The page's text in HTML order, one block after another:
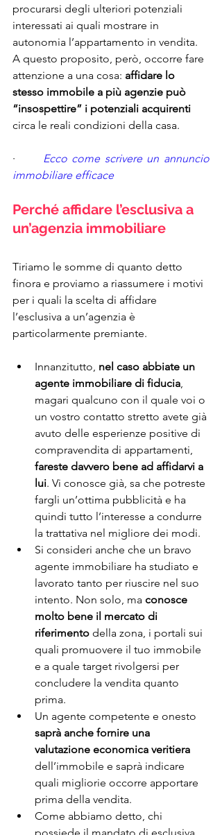
procurarsi degli ulteriori potenziali
interessati ai quali mostrare in
autonomia l’appartamento in vendita.
A questo proposito, però, occorre fare
attenzione a una cosa: affidare lo
stesso immobile a più agenzie può
“insospettire” i potenziali acquirenti
circa le reali condizioni della casa.
· Ecco come scrivere un annuncio
immobiliare efficace
Perché affidare l’esclusiva a
un’agenzia immobiliare
Tiriamo le somme di quanto detto
finora e proviamo a riassumere i motivi
per i quali la scelta di affidare
l’esclusiva a un’agenzia è
particolarmente premiante.
Innanzitutto, nel caso abbiate un
agente immobiliare di fiducia,
magari qualcuno con il quale voi o
un vostro contatto stretto avete già
avuto delle esperienze positive di
compravendita di appartamenti,
fareste davvero bene ad affidarvi a
lui. Vi conosce già, sa che potreste
fargli un’ottima pubblicità e ha
quindi tutto l’interesse a condurre
la trattativa nel migliore dei modi.
Si consideri anche che un bravo
agente immobiliare ha studiato e
lavorato tanto per riuscire nel suo
intento. Non solo, ma conosce
molto bene il mercato di
riferimento della zona, i portali sui
quali promuovere il tuo immobile
e a quale target rivolgersi per
concludere la vendita quanto
prima.
Un agente competente e onesto
saprà anche fornire una
valutazione economica veritiera
dell’immobile e saprà indicare
quali migliorie occorre apportare
prima della vendita.
Come abbiamo detto, chi